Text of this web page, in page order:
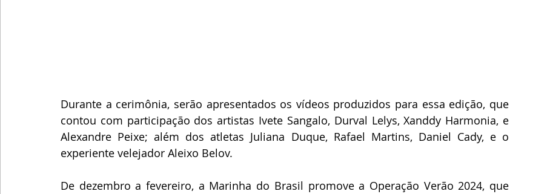
Durante a cerimônia, serão apresentados os vídeos produzidos para essa edição, que
contou com participação dos artistas Ivete Sangalo, Durval Lelys, Xanddy Harmonia, e
Alexandre Peixe; além dos atletas Juliana Duque, Rafael Martins, Daniel Cady, e o
experiente velejador Aleixo Belov.
De dezembro a fevereiro, a Marinha do Brasil promove a Operação Verão 2024, que